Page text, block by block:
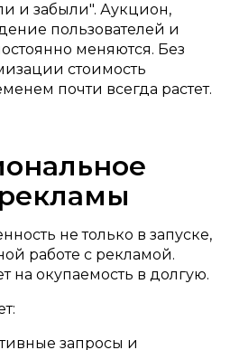
и забыли". Аукцион,
пользователей и
меняются. Без
стоимость
почти всегда растет.
не только в запуске,
работе с рекламой.
на окупаемость в долгую.
запросы и